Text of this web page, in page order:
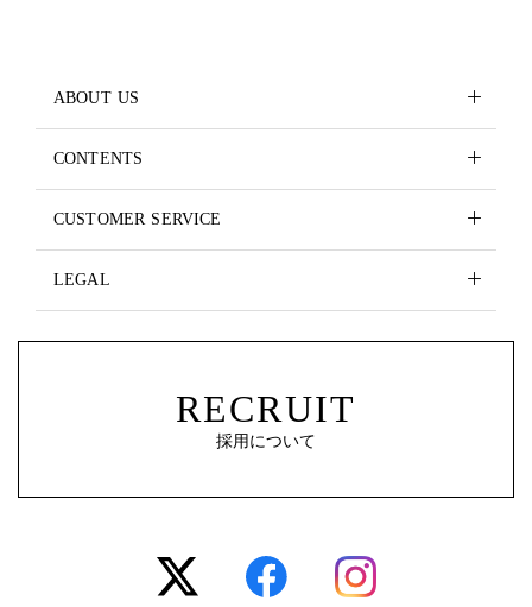
ABOUT US
CONTENTS
CUSTOMER SERVICE
LEGAL
RECRUIT
採用について